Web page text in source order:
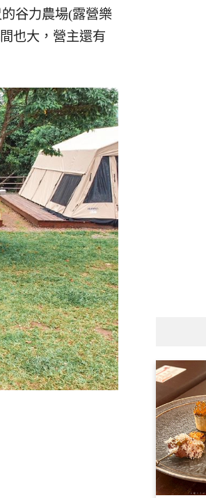
谷力農場(露營樂
也大，營主還有